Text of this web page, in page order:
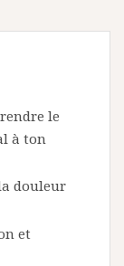
le
à ton
douleur
et